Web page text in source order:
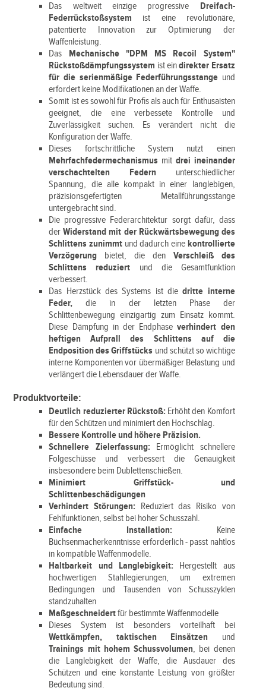
Das weltweit einzige progressive Dreifach-
Federrückstoßsystem ist eine revolutionäre,
patentierte Innovation zur Optimierung der
Waffenleistung.
Das Mechanische "DPM MS Recoil System"
Rückstoßdämpfungssystem ist eindirekter Ersatz
für die serienmäßige Federführungsstange und
erfordert keine Modifikationen an der Waffe.
Somit ist es sowohl für Profis als auch für Enthusaisten
geeignet, die eine verbessete Kontrolle und
Zuverlässigkeit suchen. Es verändert nicht die
Konfiguration der Waffe.
Dieses fortschrittliche System nutzt einen
Mehrfachfedermechanismus mit drei ineinander
verschachtelten Federn unterschiedlicher
Spannung, die alle kompakt in einer langlebigen,
präzisionsgefertigten Metallführungsstange
untergebracht sind.
Die progressive Federarchitektur sorgt dafür, dass
derWiderstand mit der Rückwärtsbewegung des
Schlittens zunimmt und dadurch eine kontrollierte
Verzögerung bietet, die den Verschleiß des
Schlittens reduziert und die Gesamtfunktion
verbessert.
Das Herzstück des Systems ist diedritte interne
Feder, die in der letzten Phase der
Schlittenbewegung einzigartig zum Einsatz kommt.
Diese Dämpfung in der Endphaseverhindert den
heftigen Aufprall des Schlittens auf die
Endposition des Griffstücks und schützt so wichtige
interne Komponenten vor übermäßiger Belastung und
verlängert die Lebensdauer der Waffe.
Produktvorteile:
Deutlich reduzierter Rückstoß: Erhöht den Komfort
für den Schützen und minimiert den Hochschlag.
Bessere Kontrolle und höhere Präzision.
Schnellere Zielerfassung: Ermöglicht schnellere
Folgeschüsse und verbessert die Genauigkeit
insbesondere beim Dublettenschießen.
Minimiert Griffstück- und
Schlittenbeschädigungen
Verhindert Störungen: Reduziert das Risiko von
Fehlfunktionen, selbst bei hoher Schusszahl.
Einfache Installation: Keine
Büchsenmacherkenntnisse erforderlich - passt nahtlos
in kompatible Waffenmodelle.
Haltbarkeit und Langlebigkeit: Hergestellt aus
hochwertigen Stahllegierungen, um extremen
Bedingungen und Tausenden von Schusszyklen
standzuhalten
Maßgeschneidertfür bestimmte Waffenmodelle
Dieses System ist besonders vorteilhaft bei
Wettkämpfen, taktischen Einsätzen und
Trainings mit hohem Schussvolumen, bei denen
die Langlebigkeit der Waffe, die Ausdauer des
Schützen und eine konstante Leistung von größter
Bedeutung sind.